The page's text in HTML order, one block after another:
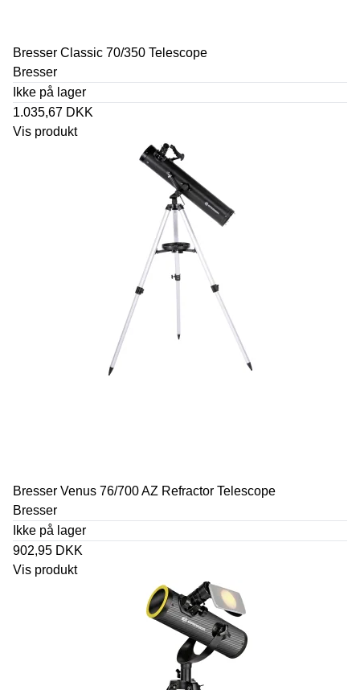
Bresser Classic 70/350 Telescope
Bresser
Ikke på lager
1.035,67 DKK
Vis produkt
Bresser Venus 76/700 AZ Refractor Telescope
Bresser
Ikke på lager
902,95 DKK
Vis produkt